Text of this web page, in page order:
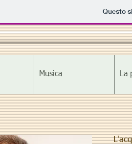
Questo
Musica La